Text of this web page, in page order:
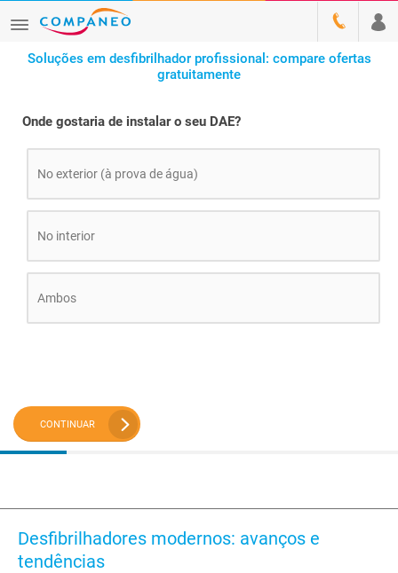
Soluções em desfibrilhador profissional: compare ofertas
gratuitamente
Onde gostaria de instalar o seu DAE?
No exterior (à prova de água)
No interior
Ambos
CONTINUAR
Desfibrilhadores modernos: avanços e
tendências